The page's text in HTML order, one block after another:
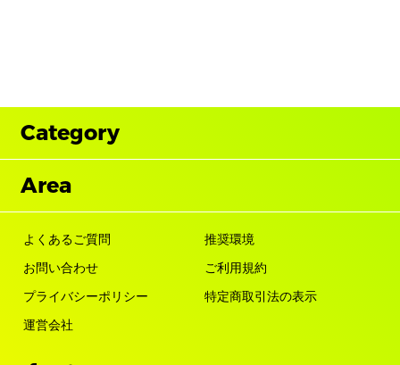
Category
Area
よくあるご質問
推奨環境
お問い合わせ
ご利用規約
プライバシーポリシー
特定商取引法の表示
運営会社